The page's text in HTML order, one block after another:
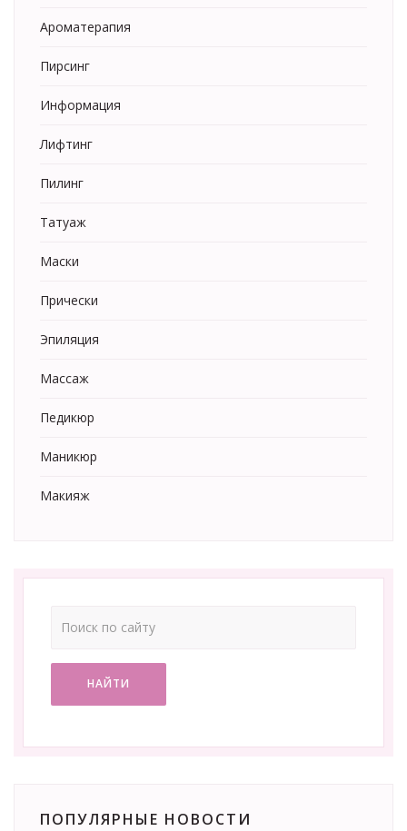
Ароматерапия
Пирсинг
Информация
Лифтинг
Пилинг
Татуаж
Маски
Прически
Эпиляция
Массаж
Педикюр
Маникюр
Макияж
НАЙТИ
ПОПУЛЯРНЫЕ НОВОСТИ